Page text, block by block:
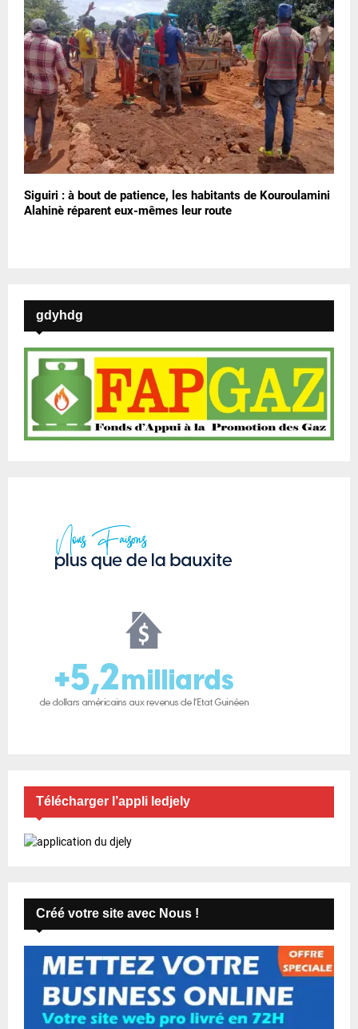
Siguiri : à bout de patience, les habitants de Kouroulamini
Alahinè réparent eux-mêmes leur route
gdyhdg
Télécharger l’appli ledjely
Créé votre site avec Nous !